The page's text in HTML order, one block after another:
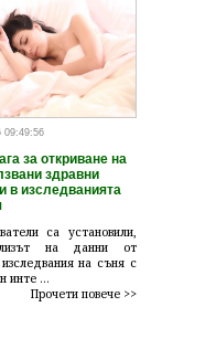
09:49:56
за откриване на
здравни
в изследванията
са установили,
на данни от
на съня с
инте ...
Прочети повече >>